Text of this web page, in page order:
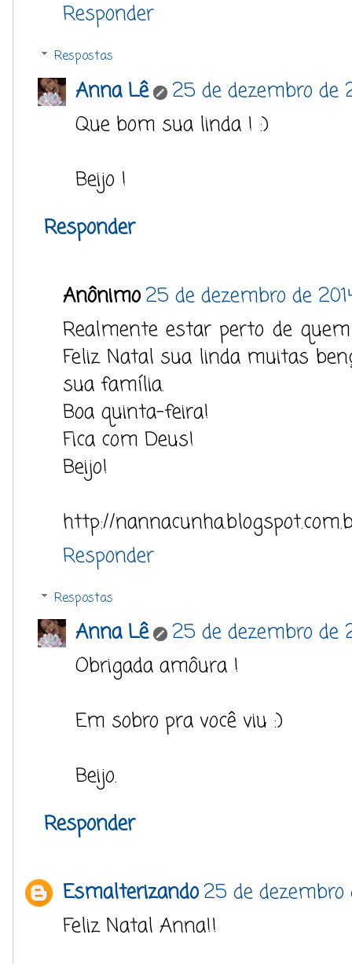
Responder
Respostas
Anna Lê
25 de dezembro de
Que bom sua linda ! :)
Beijo !
Responder
Anônimo25 de dezembro de
Realmente estar perto de
Feliz Natal sua linda muitas
sua família.
Boa quinta-feira!
Fica com Deus!
Beijo!
http://
Responder
Respostas
Anna Lê
25 de dezembro de
Obrigada amôura !
Em sobro pra você viu :)
Beijo.
Responder
Esmalterizando25 de dezembro
Feliz Natal Anna!!